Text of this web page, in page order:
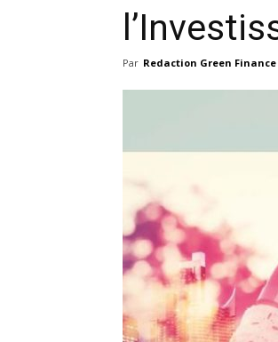
Par Redaction Green Finance